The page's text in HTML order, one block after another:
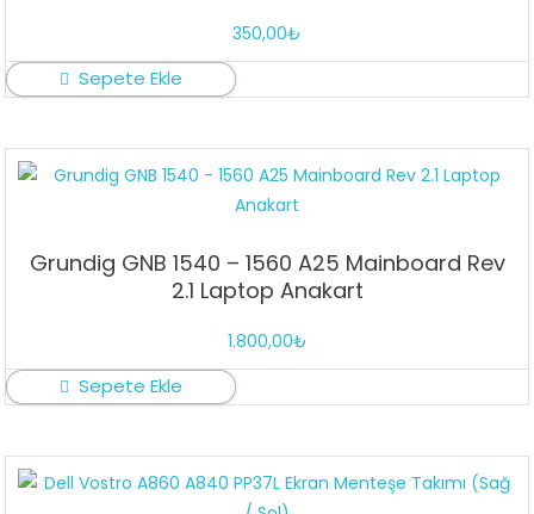
350,00₺
Sepete Ekle
Grundig GNB 1540 – 1560 A25 Mainboard Rev
2.1 Laptop Anakart
1.800,00₺
Sepete Ekle